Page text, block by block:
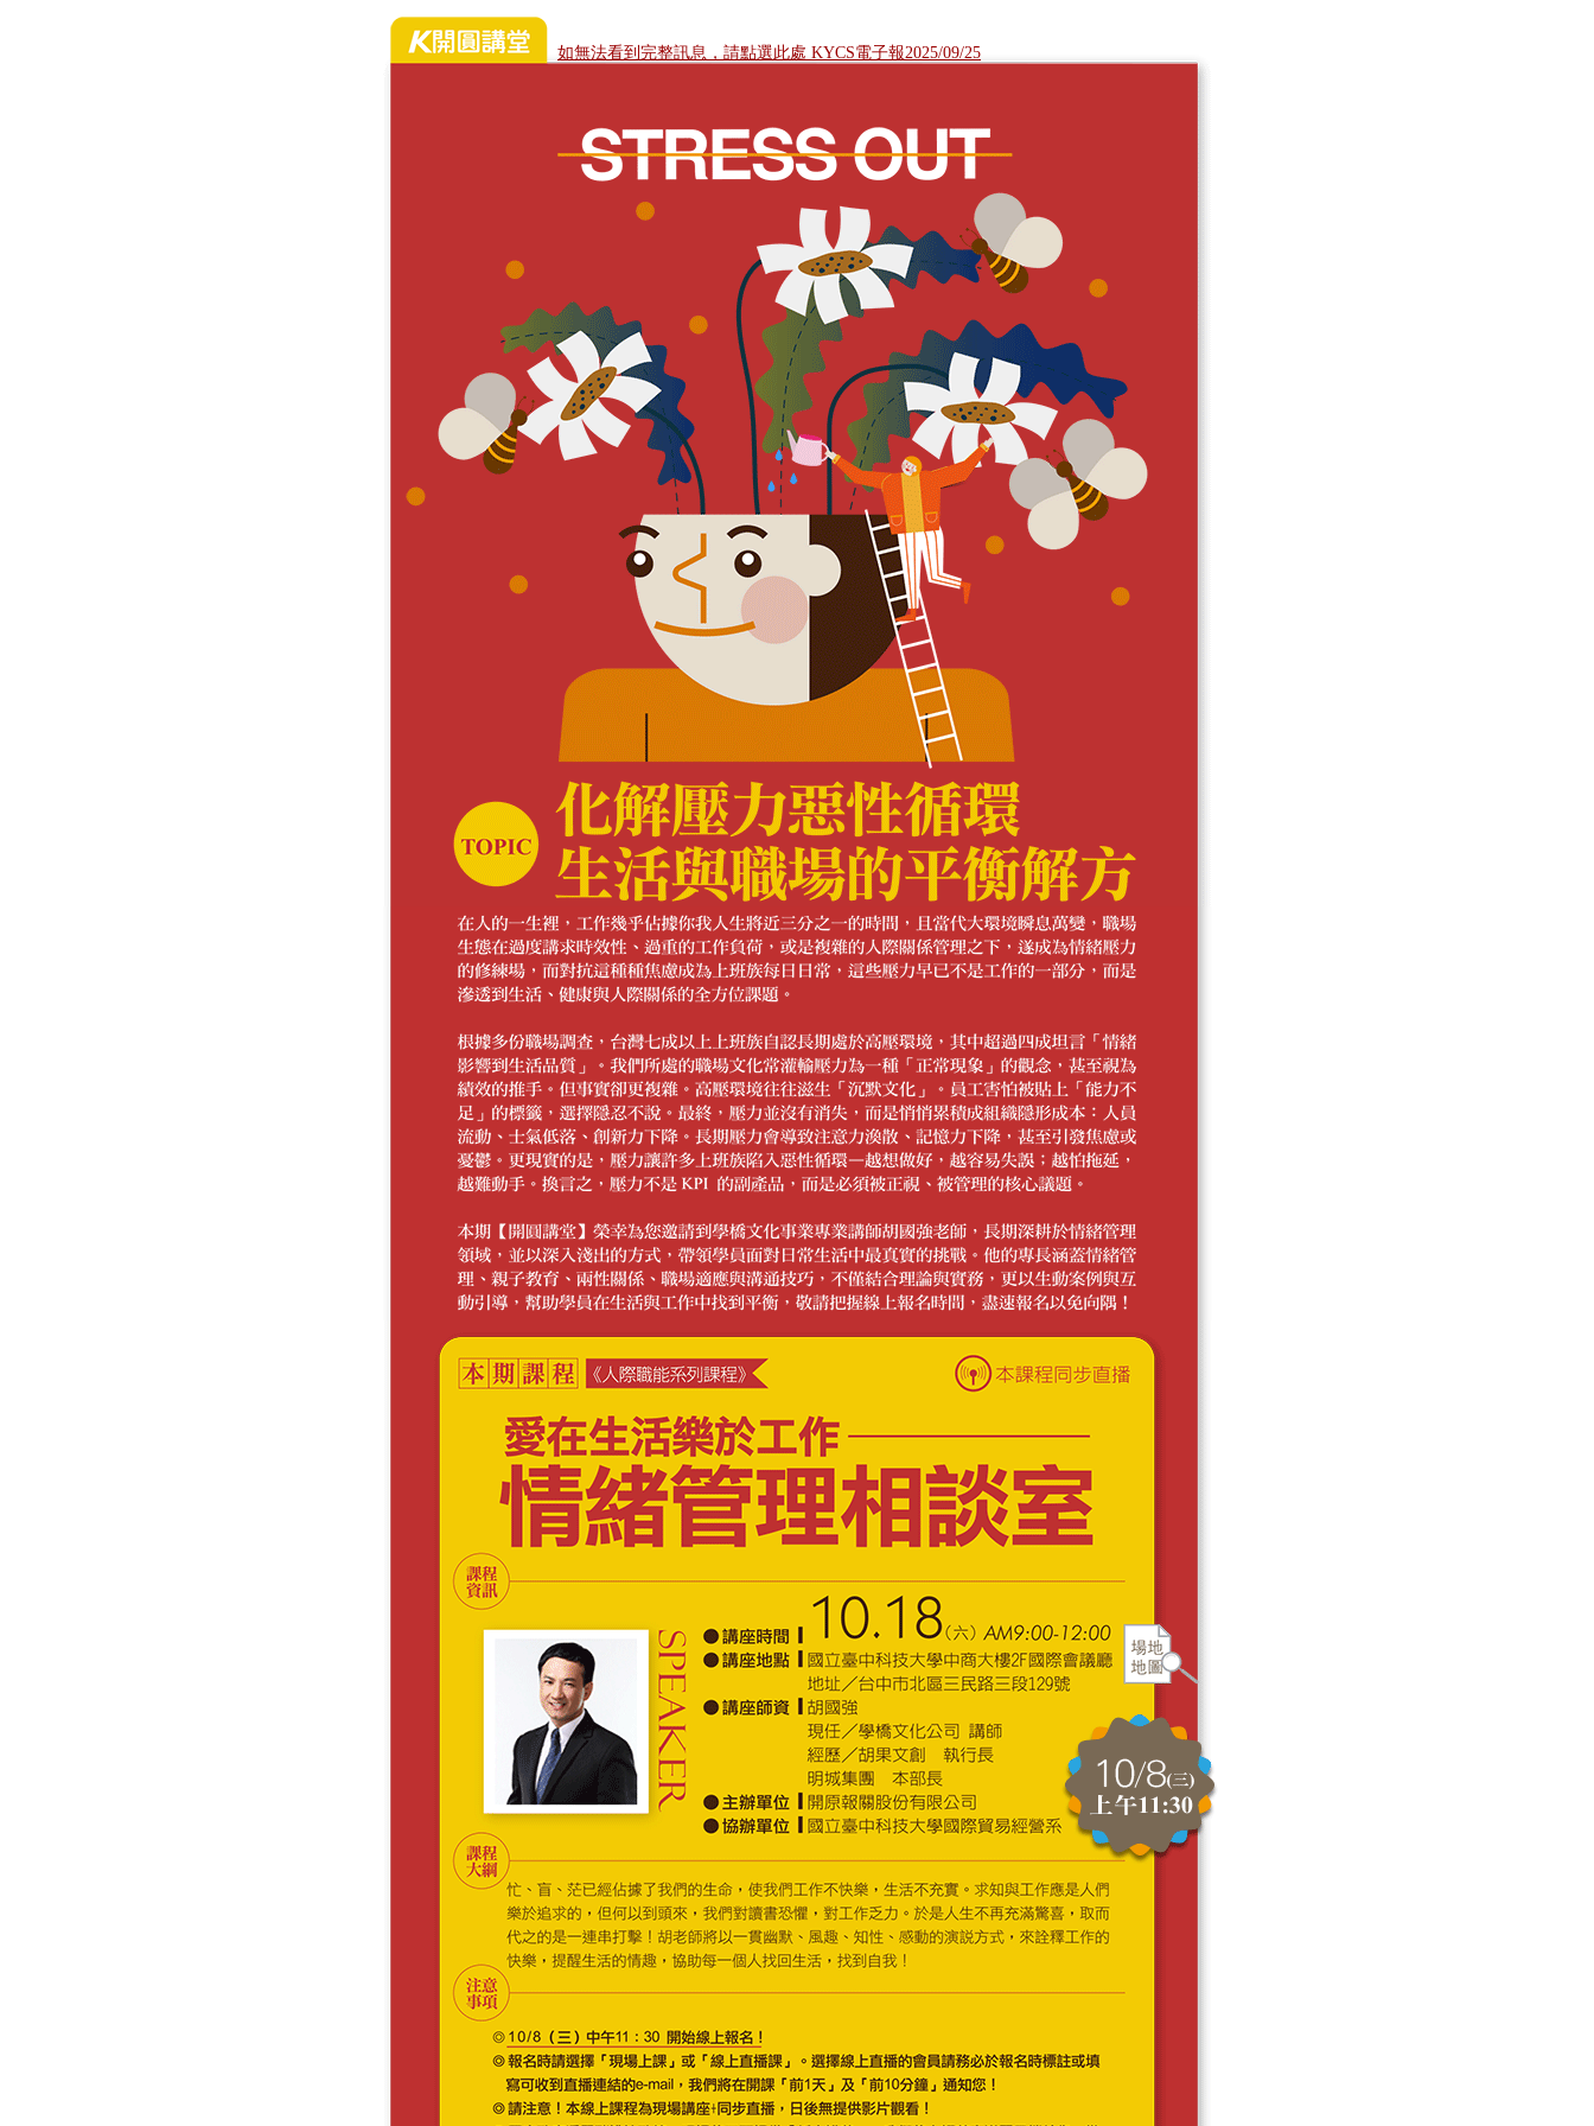
如無法看到完整訊息，請點選此處 KYCS電子報2025/09/25